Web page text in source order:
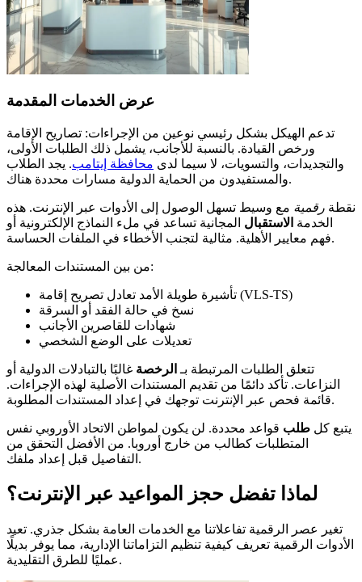
عرض الخدمات المقدمة
تدعم الهيكل بشكل رئيسي نوعين من الإجراءات: تصاريح الإقامة
ورخص القيادة. بالنسبة للأجانب، يشمل ذلك الطلبات الأولى،
والتجديدات، والتسويات، لا سيما لدى محافظة إيتامب. يجد الطلاب
والمستفيدون من الحماية الدولية مسارات محددة هناك.
نقطة رقمية مع وسيط تسهل الوصول إلى الأدوات عبر الإنترنت. هذه
الخدمة الاستقبال المجانية تساعد في ملء النماذج الإلكترونية أو
فهم معايير الأهلية. مثالية لتجنب الأخطاء في الملفات الحساسة.
من بين المستندات المعالجة:
تأشيرة طويلة الأمد تعادل تصريح إقامة (VLS-TS)
نسخ في حالة الفقد أو السرقة
شهادات للقاصرين الأجانب
تعديلات على الوضع الشخصي
تتعلق الطلبات المرتبطة بـ الرخصة غالبًا بالتبادلات الدولية أو
النزاعات. تأكد دائمًا من تقديم المستندات الأصلية لهذه الإجراءات.
قائمة فحص عبر الإنترنت توجهك في إعداد المستندات المطلوبة.
يتبع كل طلب قواعد محددة. لن يكون لمواطن الاتحاد الأوروبي نفس
المتطلبات كطالب من خارج أوروبا. من الأفضل التحقق من
التفاصيل قبل إعداد ملفك.
لماذا تفضل حجز المواعيد عبر الإنترنت؟
تغير عصر الرقمية تفاعلاتنا مع الخدمات العامة بشكل جذري. تعيد
الأدوات الرقمية تعريف كيفية تنظيم التزاماتنا الإدارية، مما يوفر بديلًا
عمليًا للطرق التقليدية.